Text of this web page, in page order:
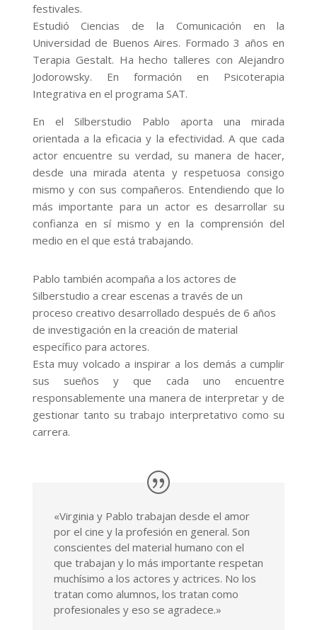
festivales.
Estudió Ciencias de la Comunicación en la
Universidad de Buenos Aires. Formado 3 años en
Terapia Gestalt. Ha hecho talleres con Alejandro
Jodorowsky. En formación en Psicoterapia
Integrativa en el programa SAT.
En el Silberstudio Pablo aporta una mirada
orientada a la eficacia y la efectividad. A que cada
actor encuentre su verdad, su manera de hacer,
desde una mirada atenta y respetuosa consigo
mismo y con sus compañeros. Entendiendo que lo
más importante para un actor es desarrollar su
confianza en sí mismo y en la comprensión del
medio en el que está trabajando.
Pablo también acompaña a los actores de
Silberstudio a crear escenas a través de un
proceso creativo desarrollado después de 6 años
de investigación en la creación de material
específico para actores.
Esta muy volcado a inspirar a los demás a cumplir
sus sueños y que cada uno encuentre
responsablemente una manera de interpretar y de
gestionar tanto su trabajo interpretativo como su
carrera.
«Virginia y Pablo trabajan desde el amor
por el cine y la profesión en general. Son
conscientes del material humano con el
que trabajan y lo más importante respetan
muchísimo a los actores y actrices. No los
tratan como alumnos, los tratan como
profesionales y eso se agradece.»